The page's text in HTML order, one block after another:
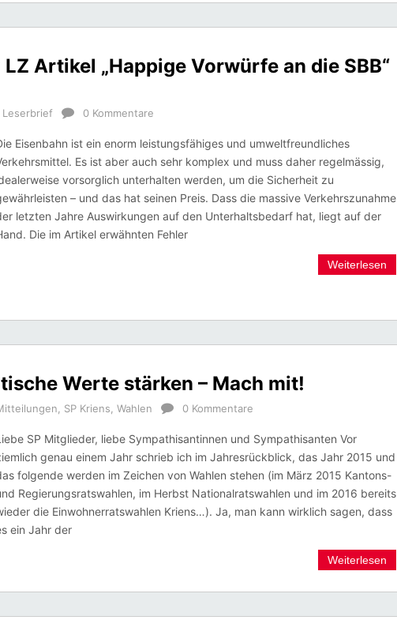
Artikel „Happige Vorwürfe an die SBB“
Leserbrief 0 Kommentare
Eisenbahn ist ein enorm leistungsfähiges und umweltfreundliches
Es ist aber auch sehr komplex und muss daher regelmässig,
vorsorglich unterhalten werden, um die Sicherheit zu
– und das hat seinen Preis. Dass die massive Verkehrszunahme
letzten Jahre Auswirkungen auf den Unterhaltsbedarf hat, liegt auf der
Die im Artikel erwähnten Fehler
Weiterlesen
Werte stärken – Mach mit!
SP Kriens Wahlen 0 Kommentare
SP Mitglieder, liebe Sympathisantinnen und Sympathisanten Vor
genau einem Jahr schrieb ich im Jahresrückblick, das Jahr 2015 und
folgende werden im Zeichen von Wahlen stehen (im März 2015 Kantons-
Regierungsratswahlen, im Herbst Nationalratswahlen und im 2016 bereits
die Einwohnerratswahlen Kriens…). Ja, man kann wirklich sagen, dass
ein Jahr der
Weiterlesen